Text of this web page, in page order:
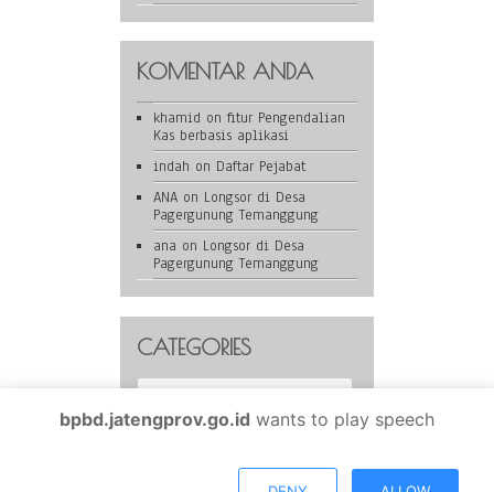
KOMENTAR ANDA
khamid on fitur Pengendalian
Kas berbasis aplikasi
indah on Daftar Pejabat
ANA on Longsor di Desa
Pagergunung Temanggung
ana on Longsor di Desa
Pagergunung Temanggung
CATEGORIES
Categories
BPBD Provinsi Jawa Tengah is proudly powered by WordPress
bpbd.jatengprov.go.id wants to play speech